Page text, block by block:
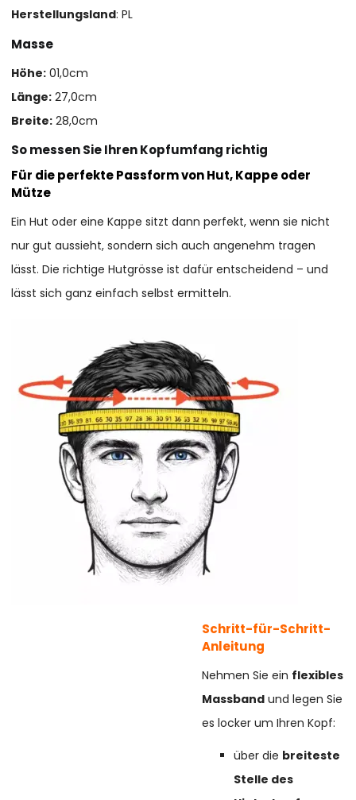
Herstellungsland: PL
Masse
Höhe: 01,0cm
Länge: 27,0cm
Breite: 28,0cm
So messen Sie Ihren Kopfumfang richtig
Für die perfekte Passform von Hut, Kappe oder
Mütze
Ein Hut oder eine Kappe sitzt dann perfekt, wenn sie nicht
nur gut aussieht, sondern sich auch angenehm tragen
lässt. Die richtige Hutgrösse ist dafür entscheidend – und
lässt sich ganz einfach selbst ermitteln.
Schritt-für-Schritt-
Anleitung
Nehmen Sie ein flexibles
Massband und legen Sie
es locker um Ihren Kopf:
über die breiteste
Stelle des